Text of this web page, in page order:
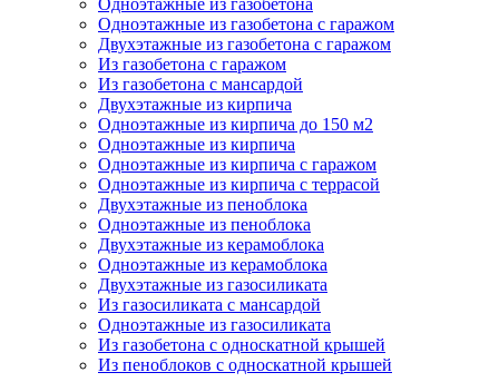
Одноэтажные из газобетона
Одноэтажные из газобетона с гаражом
Двухэтажные из газобетона с гаражом
Из газобетона с гаражом
Из газобетона с мансардой
Двухэтажные из кирпича
Одноэтажные из кирпича до 150 м2
Одноэтажные из кирпича
Одноэтажные из кирпича с гаражом
Одноэтажные из кирпича с террасой
Двухэтажные из пеноблока
Одноэтажные из пеноблока
Двухэтажные из керамоблока
Одноэтажные из керамоблока
Двухэтажные из газосиликата
Из газосиликата с мансардой
Одноэтажные из газосиликата
Из газобетона с односкатной крышей
Из пеноблоков с односкатной крышей